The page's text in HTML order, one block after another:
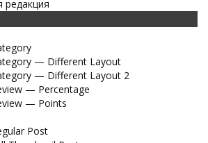
редакция
— Different Layout
— Different Layout 2
— Percentage
— Points
Post